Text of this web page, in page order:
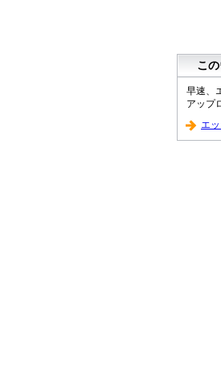
こ
早速、
アップ
エ